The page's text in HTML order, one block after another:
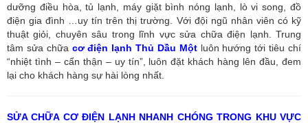
dưỡng điều hòa, tủ lạnh, máy giặt bình nóng lạnh, lò vi song, đồ
điện gia đình …uy tín trên thị trường. Với đội ngũ nhân viên có kỹ
thuật giỏi, chuyên sâu trong lĩnh vực sửa chữa điện lạnh. Trung
tâm sửa chữa cơ điện lạnh Thủ Dầu Mộtluôn hướng tới tiêu chí
“nhiệt tình – cẩn thận – uy tín”, luôn đặt khách hàng lên đầu, đem
lại cho khách hàng sự hài lòng nhất.
SỬA CHỮA CƠ ĐIỆN LẠNH NHANH CHÓNG TRONG KHU VỰC